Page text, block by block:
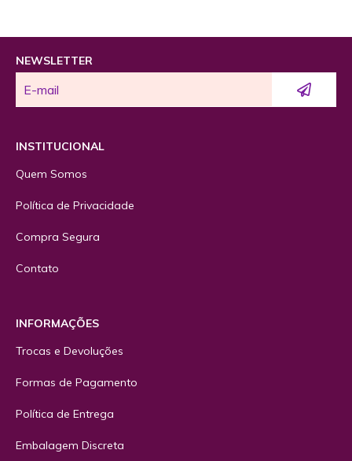
NEWSLETTER
INSTITUCIONAL
Quem Somos
Política de Privacidade
Compra Segura
Contato
INFORMAÇÕES
Trocas e Devoluções
Formas de Pagamento
Política de Entrega
Embalagem Discreta